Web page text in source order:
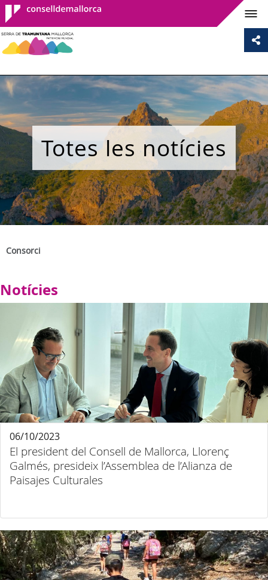
Consell de
Mallorca
Totes les notícies
Consorci
Notícies
El president del Consell de Mallorca, Llorenç
Galmés, presideix l’Assemblea de l’Alianza de
Paisajes Culturales
06/10/2023